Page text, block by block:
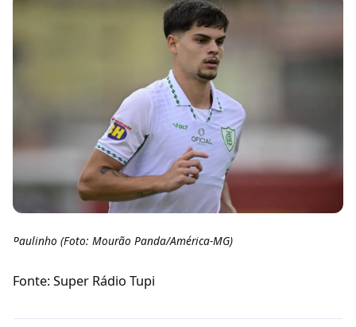
Paulinho (Foto: Mourão Panda/América-MG)
Fonte: Super Rádio Tupi